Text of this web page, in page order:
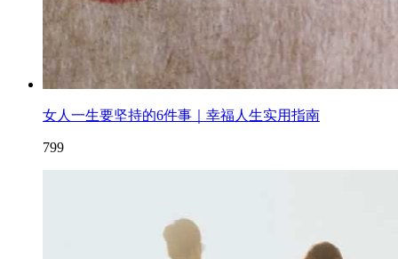
女人一生要坚持的6件事｜幸福人生实用指南
799